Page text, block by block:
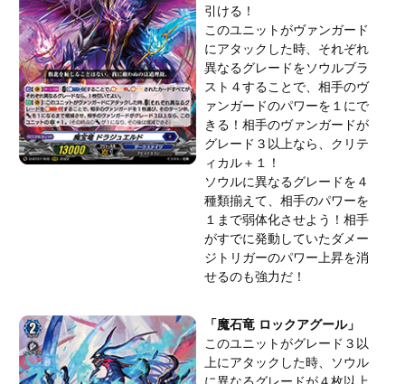
引ける！
このユニットがヴァンガード
にアタックした時、それぞれ
異なるグレードをソウルブラ
スト４することで、相手のヴ
ァンガードのパワーを１にで
きる！相手のヴァンガードが
グレード３以上なら、クリテ
ィカル＋１！
ソウルに異なるグレードを４
種類揃えて、相手のパワーを
１まで弱体化させよう！相手
がすでに発動していたダメー
ジトリガーのパワー上昇を消
せるのも強力だ！
「魔石竜 ロックアグール」
このユニットがグレード３以
上にアタックした時、ソウル